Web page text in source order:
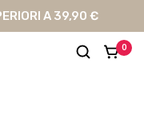
A 39,90 €
0